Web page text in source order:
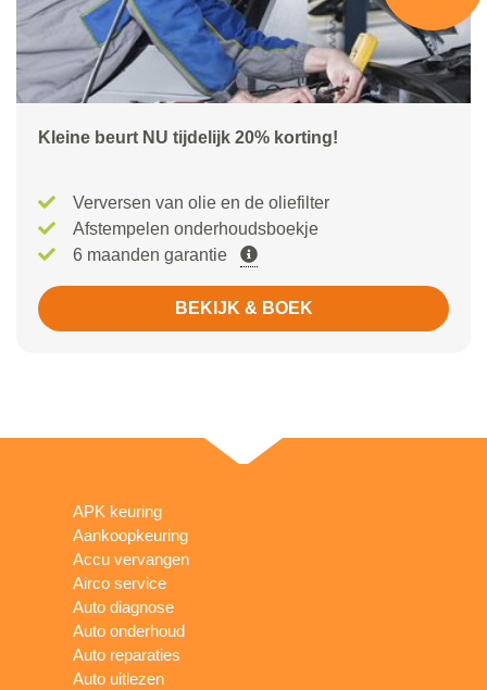
Kleine beurt NU tijdelijk 20% korting!
Verversen van olie en de oliefilter
Afstempelen onderhoudsboekje
6 maanden garantie
BEKIJK & BOEK
APK keuring
Aankoopkeuring
Accu vervangen
Airco service
Auto diagnose
Auto onderhoud
Auto reparaties
Auto uitlezen